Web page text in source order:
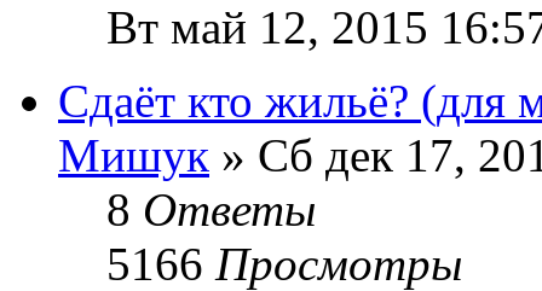
Вт май 12, 2015
Сдаёт кто жильё? (для
Мишук » Сб дек 17,
8 Ответы
5166 Просмотры